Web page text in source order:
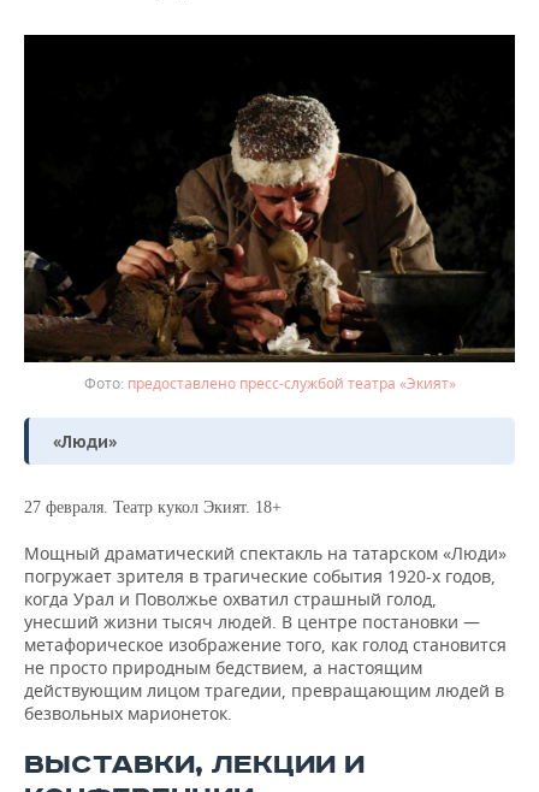
предоставлено пресс-службой театра «Экият»
«Люди»
27 февраля. Театр кукол Экият. 18+
Мощный драматический спектакль на татарском «Люди»
погружает зрителя в трагические события 1920-х годов,
когда Урал и Поволжье охватил страшный голод,
унесший жизни тысяч людей. В центре постановки —
метафорическое изображение того, как голод становится
не просто природным бедствием, а настоящим
действующим лицом трагедии, превращающим людей в
безвольных марионеток.
ВЫСТАВКИ, ЛЕКЦИИ И